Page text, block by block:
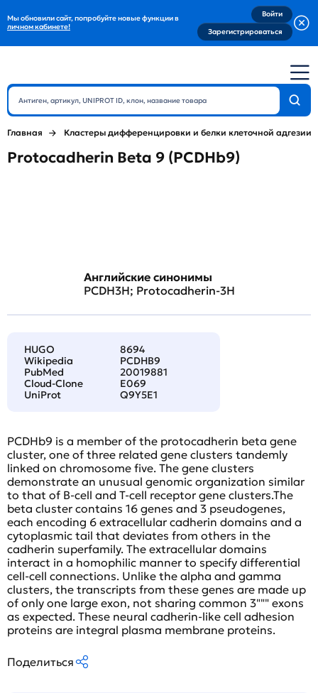
Мы обновили сайт, попробуйте новые функции в
личном кабинете!
Войти
Зарегистрироваться
Главная Кластеры дифференцировки и белки клеточной адгезии
Protocadherin Beta 9 (PCDHb9)
Английские синонимы
PCDH3H; Protocadherin-3H
HUGO
8694
Wikipedia
PCDHB9
PubMed
20019881
Cloud-Clone
E069
UniProt
Q9Y5E1
PCDHb9 is a member of the protocadherin beta gene
cluster, one of three related gene clusters tandemly
linked on chromosome five. The gene clusters
demonstrate an unusual genomic organization similar
to that of B-cell and T-cell receptor gene clusters.The
beta cluster contains 16 genes and 3 pseudogenes,
each encoding 6 extracellular cadherin domains and a
cytoplasmic tail that deviates from others in the
cadherin superfamily. The extracellular domains
interact in a homophilic manner to specify differential
cell-cell connections. Unlike the alpha and gamma
clusters, the transcripts from these genes are made up
of only one large exon, not sharing common 3""" exons
as expected. These neural cadherin-like cell adhesion
proteins are integral plasma membrane proteins.
Поделиться